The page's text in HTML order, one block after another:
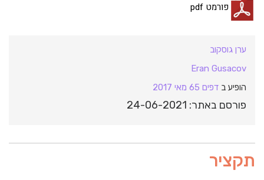
פורמט pdf
ערן גוסקוב
Eran Gusacov
הופיע ב דפים 65 מאי 2017
פורסם באתר: 24-06-2021
תקציר